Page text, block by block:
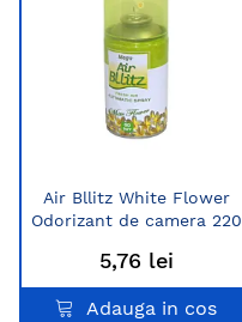
Air Bllitz White Flower
Odorizant de camera 220
5,76 lei
Adauga in cos